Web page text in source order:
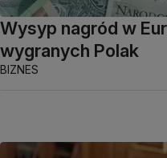
Wysyp nagród w
wygranych Polak
BIZNES